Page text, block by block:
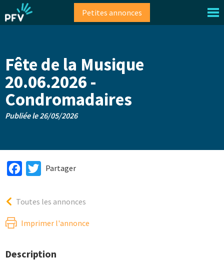
au
contenu
Petites annonces
Fête de la Musique
20.06.2026 -
Condromadaires
Publiée le 26/05/2026
FacebookTwitter
Partager
Toutes les annonces
Imprimer l'annonce
Description